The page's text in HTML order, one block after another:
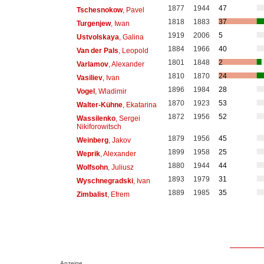
Tschesnokow, Pavel 1877 1944
47
Turgenjew, Iwan 1818 1883
37
Ustvolskaya , Galina 1919 2006
5
Van der Pals , Leopold 1884 1966
40
Varlamov, Alexander 1801 1848
2
Vasiliev, Ivan 1810 1870
24
Vogel, Wladimir 1896 1984
28
Walter-Kühne, Ekatarina 1870 1923
53
Wassilenko, Sergei
Nikiforowitsch
1872 1956 52
Weinberg, Jakov 1879 1956
45
Weprik, Alexander 1899 1958
25
Wolfsohn, Juliusz 1880 1944
44
Wyschnegradski, Ivan 1893 1979
31
Zimbalist, Efrem 1889 1985 35